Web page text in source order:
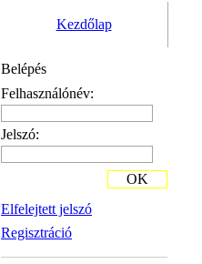
Kezdőlap
Belépés
Felhasználónév:
Jelszó:
Elfelejtett jelszó
Regisztráció
OK